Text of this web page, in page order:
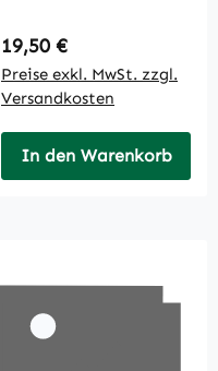
Regulärer Preis:
19,50 €
Preise exkl. MwSt. zzgl.
Versandkosten
In den Warenkorb